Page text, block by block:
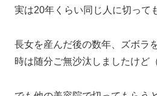
実は20年くらい同じ人に切って
長女を産んだ後の数年、ズボラ
時は随分ご無沙汰しましたけど